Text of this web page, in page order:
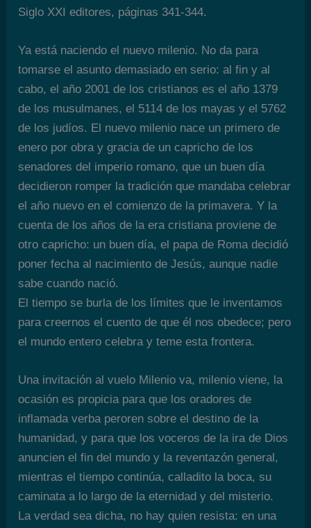
Siglo XXI editores, páginas 341-344.
Ya está naciendo el nuevo milenio. No da para
tomarse el asunto demasiado en serio: al fin y al
cabo, el año 2001 de los cristianos es el año 1379
de los musulmanes, el 5114 de los mayas y el 5762
de los judíos. El nuevo milenio nace un primero de
enero por obra y gracia de un capricho de los
senadores del imperio romano, que un buen día
decidieron romper la tradición que mandaba celebrar
el año nuevo en el comienzo de la primavera. Y la
cuenta de los años de la era cristiana proviene de
otro capricho: un buen día, el papa de Roma decidió
poner fecha al nacimiento de Jesús, aunque nadie
sabe cuando nació.
El tiempo se burla de los límites que le inventamos
para creernos el cuento de que él nos obedece; pero
el mundo entero celebra y teme esta frontera.
Una invitación al vuelo Milenio va, milenio viene, la
ocasión es propicia para que los oradores de
inflamada verba peroren sobre el destino de la
humanidad, y para que los voceros de la ira de Dios
anuncien el fin del mundo y la reventazón general,
mientras el tiempo continúa, calladito la boca, su
caminata a lo largo de la eternidad y del misterio.
La verdad sea dicha, no hay quien resista: en una